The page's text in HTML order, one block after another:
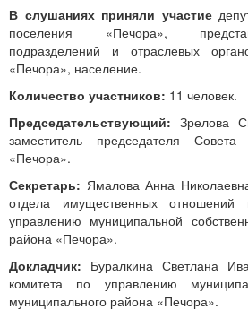
В слушаниях приняли участие
поселения «Печора»,
подразделений и отраслевых
«Печора», население.
Количество участников: 11 человек.
Председательствующий: Зрелова
заместитель председателя Совета
«Печора».
Секретарь: Ямалова Анна
отдела имущественных
управлению муниципальной
района «Печора».
Докладчик: Буралкина Светлана
комитета по управлению
муниципального района «Печора».